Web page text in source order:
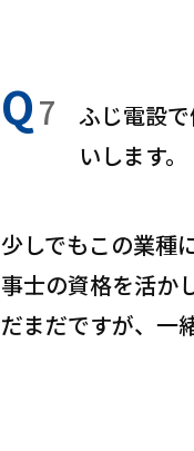
Q7
ふじ電設
いします。
少しでもこの業種
事士の資格を活か
だまだですが、一